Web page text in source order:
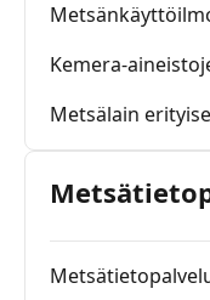
Kemera-
Metsälain